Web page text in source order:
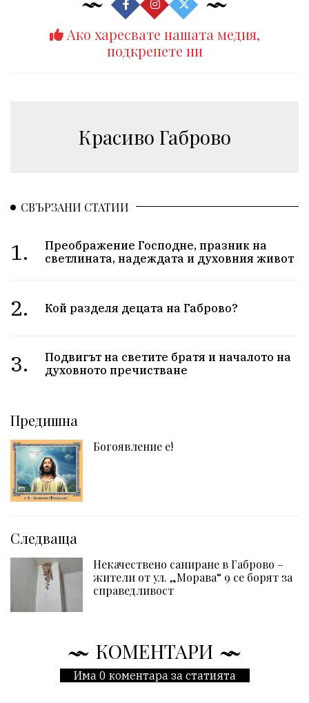
Ако харесвате нашата медия,
подкрепете ни
Красиво Габрово
СВЪРЗАНИ СТАТИИ
1.
Преображение Господне, празник на
светлината, надеждата и духовния живот
2. Кой разделя децата на Габрово?
3.
Подвигът на светите братя и началото на
духовното пречистване
Предишна
Богоявление е!
Следваща
Некачествено саниране в Габрово –
жители от ул. „Морава“ 9 се борят за
справедливост
КОМЕНТАРИ
Има 0 коментара за статията